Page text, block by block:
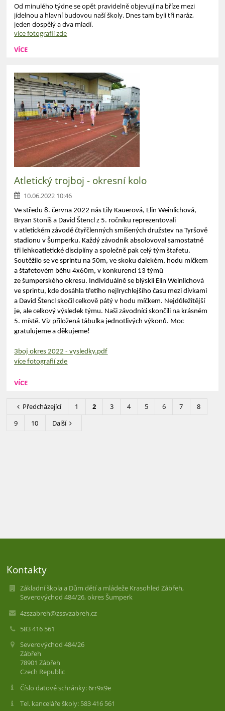
Od minulého týdne se opět pravidelně objevují na bříze mezi
jídelnou a hlavní budovou naší školy. Dnes tam byli tři naráz,
jeden dospělý a dva mladí.
více fotografií zde
VÍCE
Atletický trojboj - okresní kolo
10.06.2022 10:46
Ve středu 8. června 2022 nás Lily Kauerová, Elin Weinlichová,
Bryan Stoniš a David Štencl z 5. ročníku reprezentovali
v atletickém závodě čtyřčlenných smíšených družstev na Tyršově
stadionu v Šumperku. Každý závodník absolovoval samostatně
tři lehkoatletické disciplíny a společně pak celý tým štafetu.
Soutěžilo se ve sprintu na 50m, ve skoku dalekém, hodu míčkem
a štafetovém běhu 4x60m, v konkurenci 13 týmů
ze šumperského okresu. Individuálně se blýskli Elin Weinlichová
ve sprintu, kde dosáhla třetího nejlrychlejšího času mezi dívkami
a David Štencl skočil celkově pátý v hodu míčkem. Nejdůležitější
je, ale celkový výsledek týmu. Naši závodníci skončili na krásném
5. místě. Viz přiložená tábulka jednotlivých výkonů. Moc
gratulujeme a děkujeme!
3boj okres 2022 - vysledky.pdf
více fotografií zde
VÍCE
Předcházející 1 2 3 4 5 6 7
8
9
10 Další
Kontakty
Základní škola a Dům dětí a mládeže Krasohled Zábřeh,
Severovýchod 484/26, okres Šumperk
4zszabreh@zssvzabreh.cz
583 416 561
Severovýchod 484/26
Zábřeh
78901 Zábřeh
Czech Republic
Číslo datové schránky: 6rr9x9e
Tel. kanceláře školy: 583 416 561